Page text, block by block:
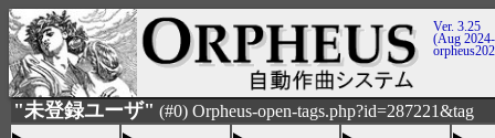
Ver. 3.25
(Aug
"未登録ユーザ" (#0) Orpheus-open-tags.php?id=287221&tag